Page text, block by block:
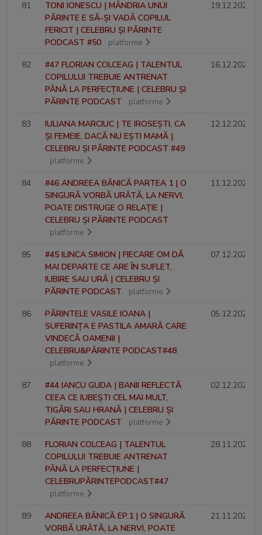
81
TONI IONESCU | MÂNDRIA UNUI
PĂRINTE E SĂ-ȘI VADĂ COPILUL
FERICIT | CELEBRU ȘI PĂRINTE
PODCAST #50
platforme
19.12.2024
82
#47 FLORIAN COLCEAG | TALENTUL
COPILULUI TREBUIE ANTRENAT
PÂNĂ LA PERFECȚIUNE | CELEBRU ȘI
PĂRINTE PODCAST
platforme
16.12.2024
83
IULIANA MARCIUC | TE IROSEȘTI, CA
ȘI FEMEIE, DACĂ NU EȘTI MAMĂ |
CELEBRU ȘI PĂRINTE PODCAST #49
platforme
12.12.2024
84
#46 ANDREEA BĂNICĂ PARTEA 1 | O
SINGURĂ VORBĂ URÂTĂ, LA NERVI,
POATE DISTRUGE O RELAȚIE |
CELEBRU ȘI PĂRINTE PODCAST
platforme
11.12.2024
85
#45 ILINCA SIMION | FIECARE OM DĂ
MAI DEPARTE CE ARE ÎN SUFLET,
IUBIRE SAU URĂ | CELEBRU ȘI
PĂRINTE PODCAST
platforme
07.12.2024
86
PĂRINTELE VASILE IOANA |
SUFERINȚA E PASTILA AMARĂ CARE
VINDECĂ OAMENII |
CELEBRU&PĂRINTE PODCAST#48
platforme
05.12.2024
87
#44 IANCU GUDA | BANII REFLECTĂ
CEEA CE IUBEȘTI CEL MAI MULT,
TIGĂRI SAU HRANĂ | CELEBRU ȘI
PĂRINTE PODCAST
platforme
02.12.2024
88
FLORIAN COLCEAG | TALENTUL
COPILULUI TREBUIE ANTRENAT
PÂNĂ LA PERFECȚIUNE |
CELEBRUPĂRINTEPODCAST#47
platforme
28.11.2024
89
ANDREEA BĂNICĂ EP.1 | O SINGURĂ
VORBĂ URÂTĂ, LA NERVI, POATE
21.11.2024